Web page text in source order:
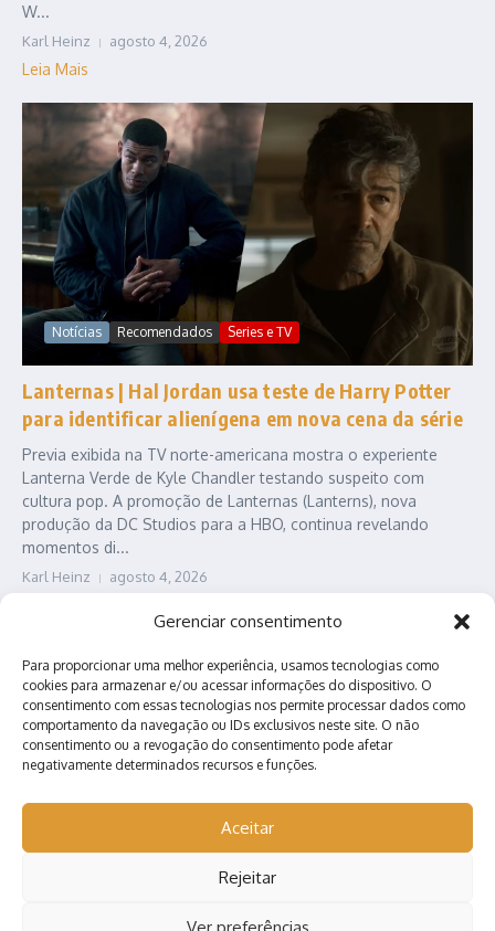
Gerenciar consentimento
Para proporcionar uma melhor experiência, usamos tecnologias como
cookies para armazenar e/ou acessar informações do dispositivo. O
consentimento com essas tecnologias nos permite processar dados como
comportamento da navegação ou IDs exclusivos neste site. O não
consentimento ou a revogação do consentimento pode afetar
negativamente determinados recursos e funções.
Aceitar
Rejeitar
Ver preferências
W...
Karl Heinz agosto 4, 2026
Leia Mais
Notícias Recomendados Series e TV
Lanternas | Hal Jordan usa teste de Harry Potter
para identificar alienígena em nova cena da série
Previa exibida na TV norte-americana mostra o experiente
Lanterna Verde de Kyle Chandler testando suspeito com
cultura pop. A promoção de Lanternas (Lanterns), nova
produção da DC Studios para a HBO, continua revelando
momentos di...
Karl Heinz agosto 4, 2026
Anuncie conosco!
Copyright © 2026 Nerd Arretado | Desenvolvido por